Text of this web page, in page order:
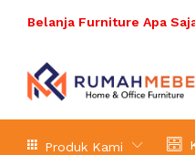
Belanja Furniture Apa
Produk Kami
Deskripsi